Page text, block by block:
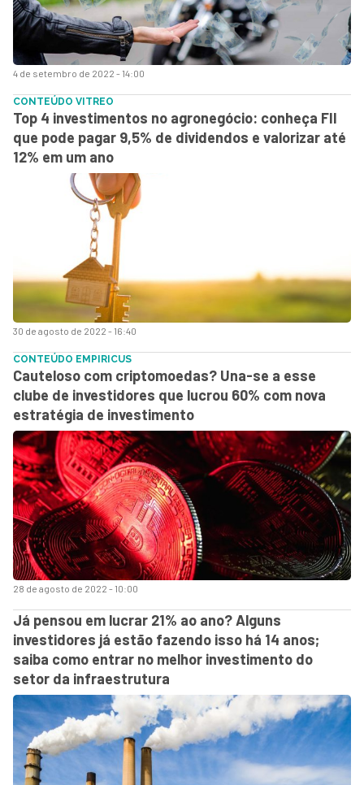
4 de setembro de 2022 - 14:00
30 de agosto de 2022 - 16:40
CONTEÚDO VITREO
Top 4 investimentos no agronegócio: conheça FII
que pode pagar 9,5% de dividendos e valorizar até
12% em um ano
28 de agosto de 2022 - 10:00
CONTEÚDO EMPIRICUS
Cauteloso com criptomoedas? Una-se a esse
clube de investidores que lucrou 60% com nova
estratégia de investimento
Já pensou em lucrar 21% ao ano? Alguns
investidores já estão fazendo isso há 14 anos;
saiba como entrar no melhor investimento do
setor da infraestrutura